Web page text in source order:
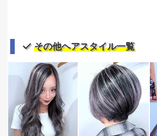
その他ヘアスタイル一覧